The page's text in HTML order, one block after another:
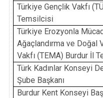
Türkiye Gençlik Vakfı
Temsilcisi
Türkiye Erozyonla
Ağaçlandırma ve Doğal
Vakfı(TEMA) Burdur İl
Türk Kadınlar Konseyi
Şube Başkanı
Burdur Kent Konseyi